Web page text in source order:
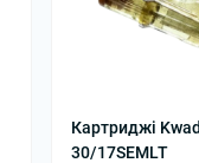
Картриджі
30/17SEMLT